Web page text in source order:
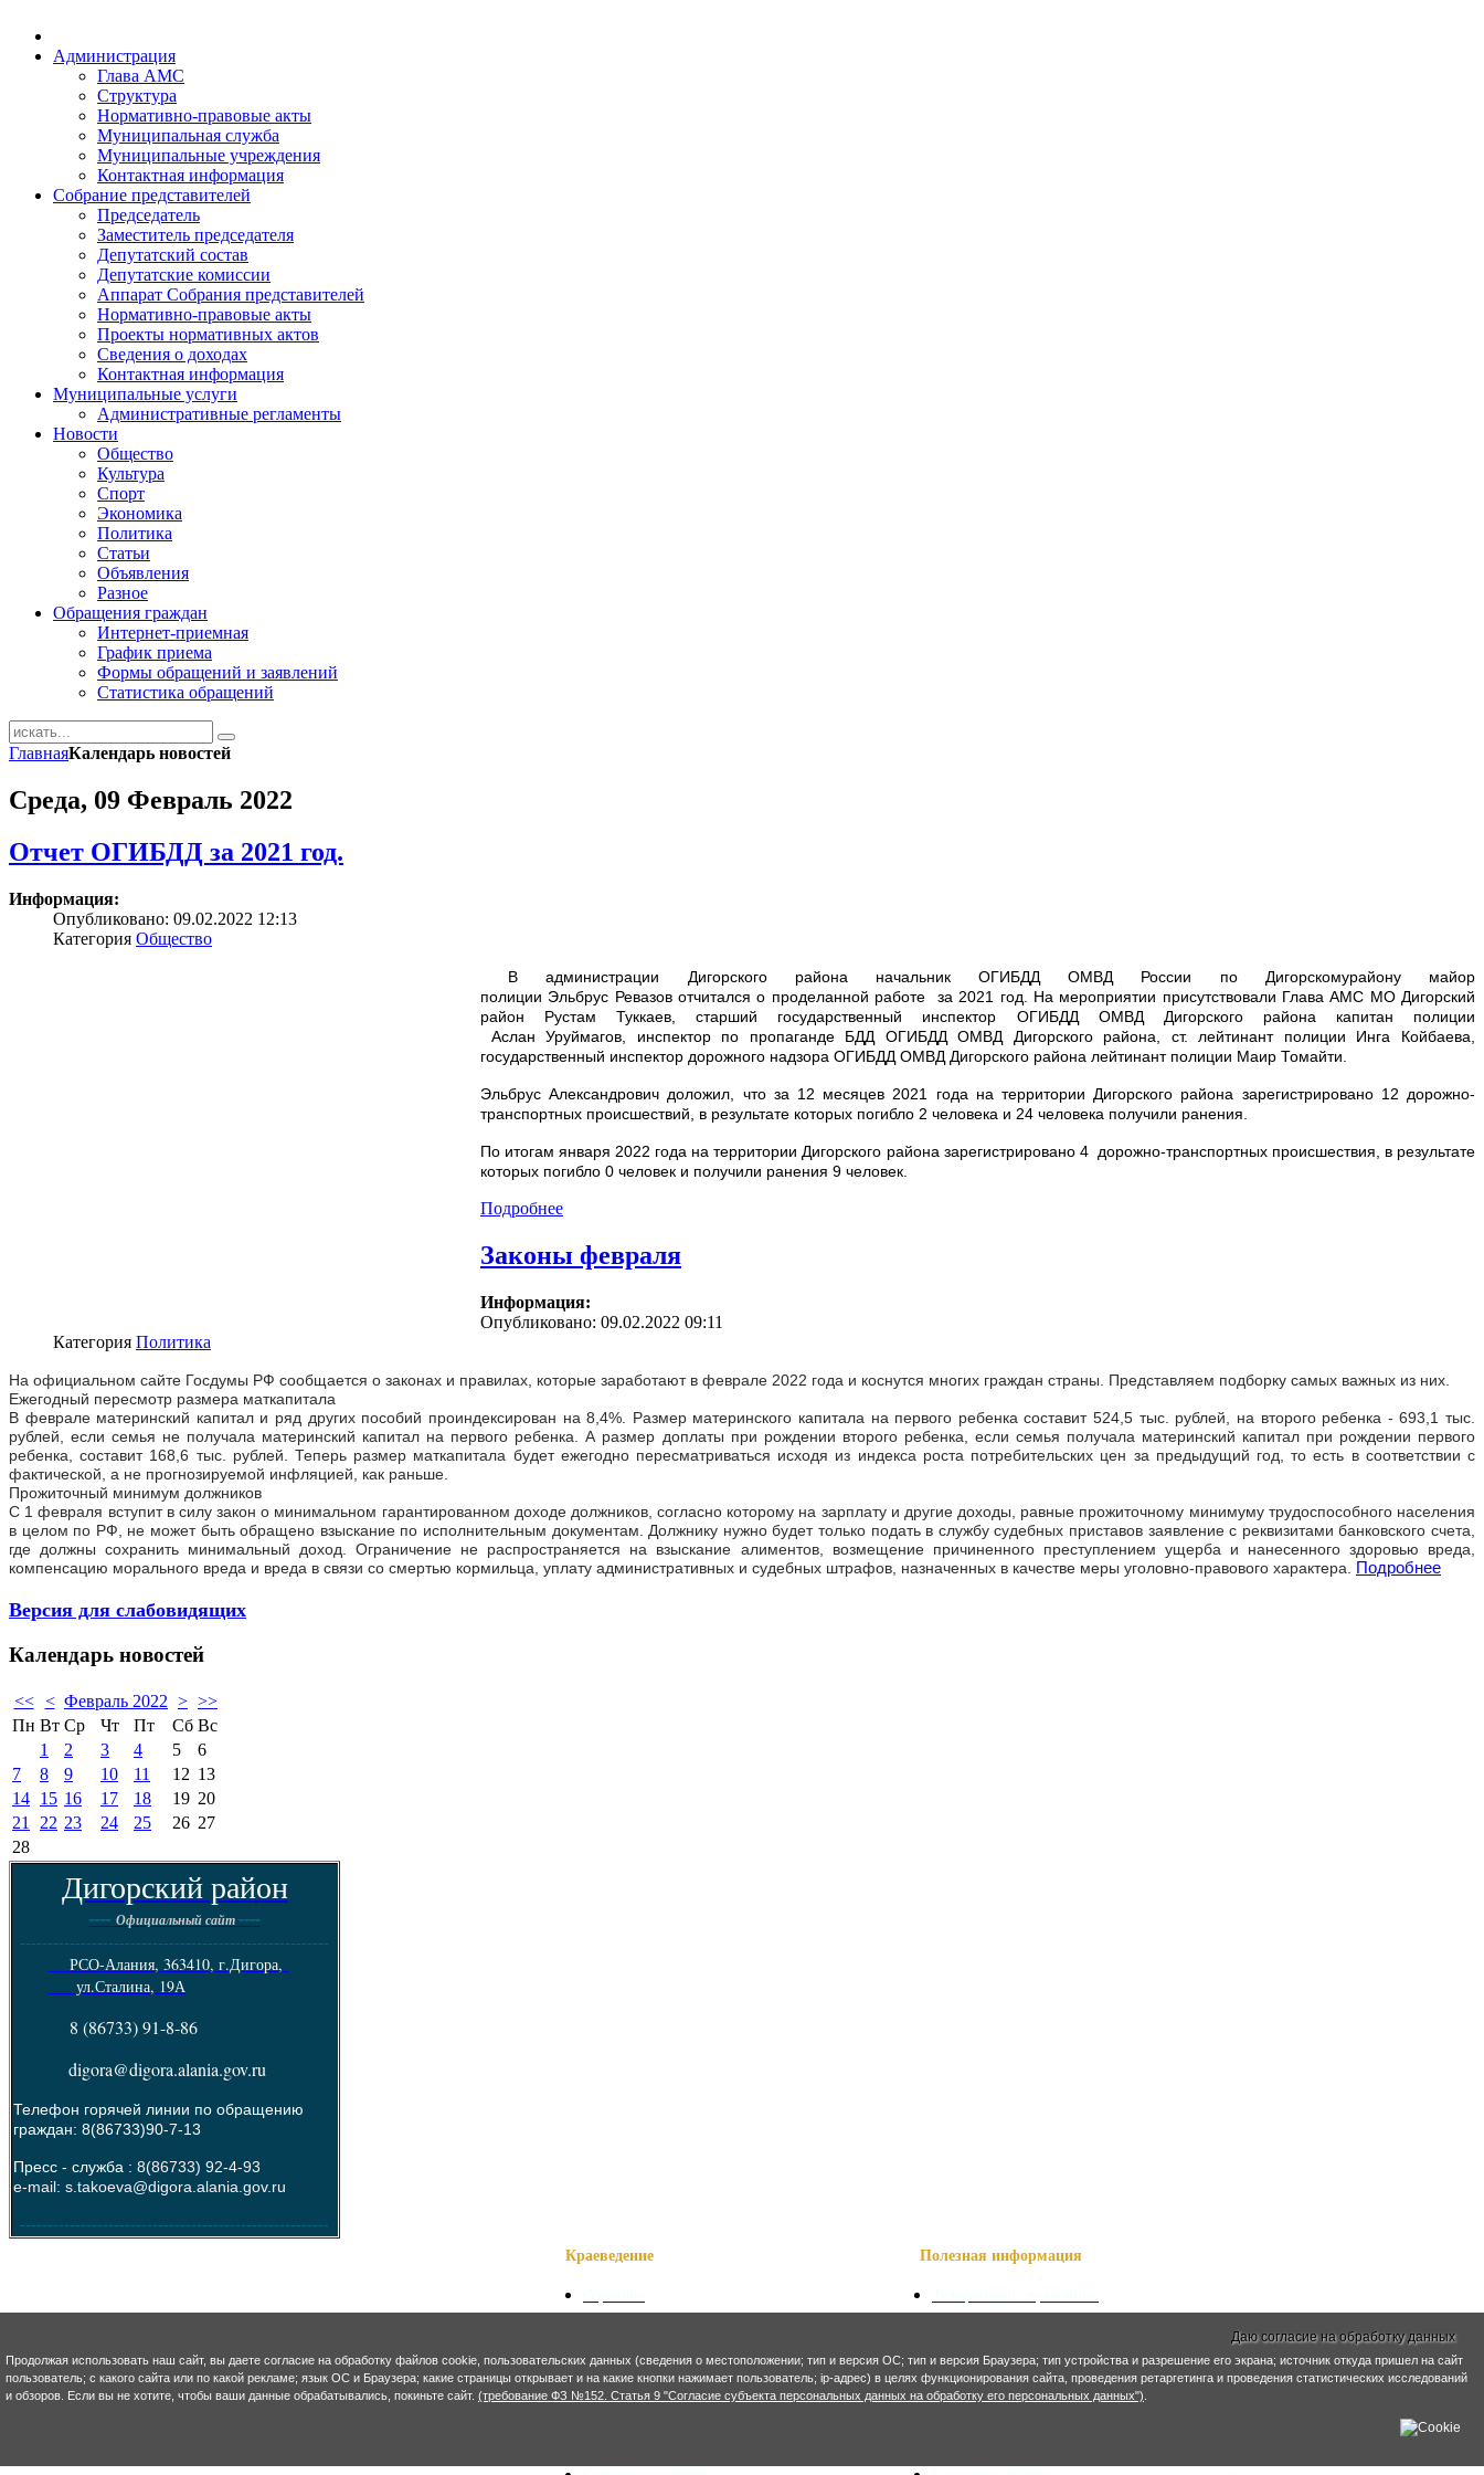
Администрация
Глава АМС
Структура
Нормативно-правовые акты
Муниципальная служба
Муниципальные учреждения
Контактная информация
Собрание представителей
Председатель
Заместитель председателя
Депутатский состав
Депутатские комиссии
Аппарат Собрания представителей
Нормативно-правовые акты
Проекты нормативных актов
Сведения о доходах
Контактная информация
Муниципальные услуги
Административные регламенты
Новости
Общество
Культура
Спорт
Экономика
Политика
Статьи
Объявления
Разное
Обращения граждан
Интернет-приемная
График приема
Формы обращений и заявлений
Статистика обращений
ГлавнаяКалендарь новостей
Среда, 09 Февраль 2022
Отчет ОГИБДД за 2021 год.
Информация:
Опубликовано: 09.02.2022 12:13
Категория Общество
В администрации Дигорского района начальник ОГИБДД ОМВД России по Дигорскомурайону майор
полиции Эльбрус Ревазов отчитался о проделанной работе за 2021 год. На мероприятии присутствовали Глава АМС МО Дигорский
район Рустам Туккаев, старший государственный инспектор ОГИБДД ОМВД Дигорского района капитан полиции
Аслан Уруймагов, инспектор по пропаганде БДД ОГИБДД ОМВД Дигорского района, ст. лейтинант полиции Инга Койбаева,
государственный инспектор дорожного надзора ОГИБДД ОМВД Дигорского района лейтинант полиции Маир Томайти.
Эльбрус Александрович доложил, что за 12 месяцев 2021 года на территории Дигорского района зарегистрировано 12 дорожно-
транспортных происшествий, в результате которых погибло 2 человека и 24 человека получили ранения.
По итогам января 2022 года на территории Дигорского района зарегистрировано 4 дорожно-транспортных происшествия, в результате
которых погибло 0 человек и получили ранения 9 человек.
Подробнее
Законы февраля
Информация:
Опубликовано: 09.02.2022 09:11
Категория Политика
На официальном сайте Госдумы РФ сообщается о законах и правилах, которые заработают в феврале 2022 года и коснутся многих граждан страны. Представляем подборку самых важных из них.
Ежегодный пересмотр размера маткапитала
В феврале материнский капитал и ряд других пособий проиндексирован на 8,4%. Размер материнского капитала на первого ребенка составит 524,5 тыс. рублей, на второго ребенка - 693,1 тыс.
рублей, если семья не получала материнский капитал на первого ребенка. А размер доплаты при рождении второго ребенка, если семья получала материнский капитал при рождении первого
ребенка, составит 168,6 тыс. рублей. Теперь размер маткапитала будет ежегодно пересматриваться исходя из индекса роста потребительских цен за предыдущий год, то есть в соответствии с
фактической, а не прогнозируемой инфляцией, как раньше.
Прожиточный минимум должников
С 1 февраля вступит в силу закон о минимальном гарантированном доходе должников, согласно которому на зарплату и другие доходы, равные прожиточному минимуму трудоспособного населения
в целом по РФ, не может быть обращено взыскание по исполнительным документам. Должнику нужно будет только подать в службу судебных приставов заявление с реквизитами банковского счета,
где должны сохранить минимальный доход. Ограничение не распространяется на взыскание алиментов, возмещение причиненного преступлением ущерба и нанесенного здоровью вреда,
компенсацию морального вреда и вреда в связи со смертью кормильца, уплату административных и судебных штрафов, назначенных в качестве меры уголовно-правового характера.
Подробнее
Версия для слабовидящих
Календарь новостей
<< < Февраль 2022 > >>
Пн Вт Ср Чт Пт Сб Вс
1
2 3 4 5
6
7
8 9 10 11 12 13
14 15 16 17 18 19 20
21
22 23 24 25 26 27
28
Дигорский район
---- Официальный сайт----
--------------------------------------------------------
РСО-Алания, 363410, г.Дигора,
ул.Сталина, 19А
8 (86733) 91-8-86
digora@digora.alania.gov.ru
Телефон горячей линии по обращению
граждан: 8(86733)90-7-13
Пресс - служба : 8(86733) 92-4-93
e-mail: s.takoeva@digora.alania.gov.ru
--------------------------------------------------------
Краеведение
Наши достопримечательности
Святые места
Фотогалерея
Полезная информация
Сказания о Нартах
Осетинский язык
Осетинские имена
Даю согласие на обработку данных
Продолжая использовать наш сайт, вы даете согласие на обработку файлов cookie, пользовательских данных (сведения о местоположении; тип и версия ОС; тип и версия Браузера; тип устройства и разрешение его экрана; источник откуда пришел на сайт
пользователь; с какого сайта или по какой рекламе; язык ОС и Браузера; какие страницы открывает и на какие кнопки нажимает пользователь; ip-адрес) в целях функционирования сайта, проведения ретаргетинга и проведения статистических исследований
и обзоров. Если вы не хотите, чтобы ваши данные обрабатывались, покиньте сайт. (требование ФЗ №152. Статья 9 "Согласие субъекта персональных данных на обработку его персональных данных")